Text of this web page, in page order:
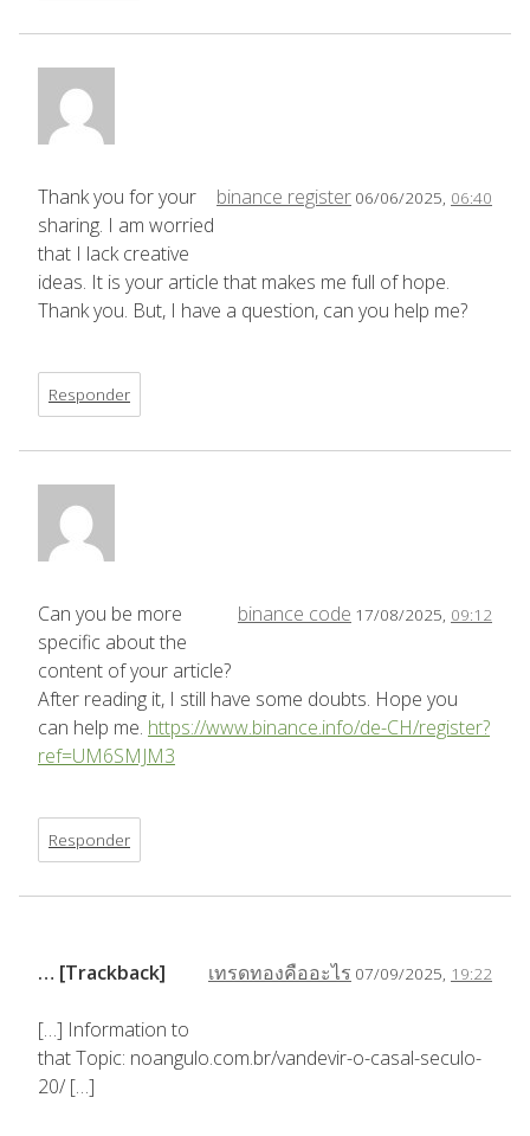
binance register 06/06/2025, 06:40
Thank you for your
sharing. I am worried
that I lack creative
ideas. It is your article that makes me full of hope.
Thank you. But, I have a question, can you help me?
Responder
binance code 17/08/2025, 09:12
Can you be more
specific about the
content of your article?
After reading it, I still have some doubts. Hope you
can help me. https://www.binance.info/de-CH/register?
ref=UM6SMJM3
Responder
เทรดทองคืออะไร 07/09/2025, 19:22
… [Trackback]
[…] Information to
that Topic: noangulo.com.br/vandevir-o-casal-seculo-
20/ […]